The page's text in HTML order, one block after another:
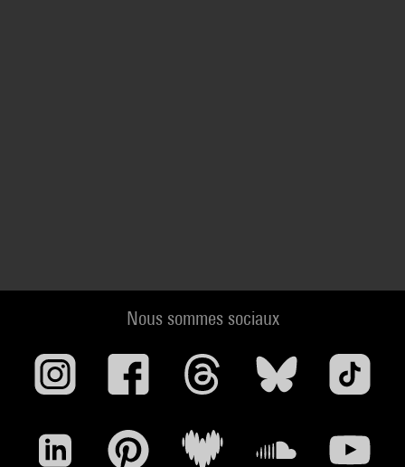
Nous sommes sociaux